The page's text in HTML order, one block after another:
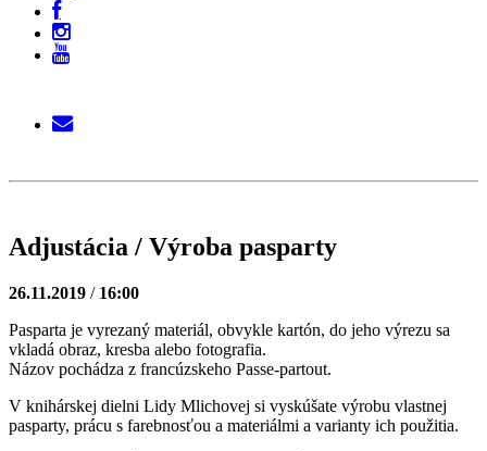
Adjustácia / Výroba pasparty
26.11.2019 / 16:00
Pasparta je vyrezaný materiál, obvykle kartón, do jeho výrezu sa
vkladá obraz, kresba alebo fotografia.
Názov pochádza z francúzskeho Passe-partout.
V knihárskej dielni Lidy Mlichovej si vyskúšate výrobu vlastnej
pasparty, prácu s farebnosťou a materiálmi a varianty ich použitia.